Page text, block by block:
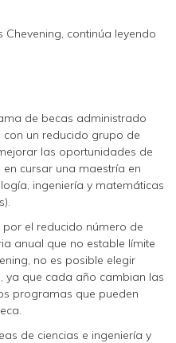
continúa leyendo
de becas administrado
con un reducido grupo de
las oportunidades de
cursar una maestría en
ingeniería y matemáticas
el reducido número de
anual que no estable límite
no es posible elegir
ya que cada año cambian las
programas que pueden
de ciencias e ingeniería y